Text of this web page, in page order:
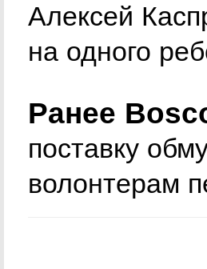
Алексей
на одного
Ранее
поставку
волонтерам